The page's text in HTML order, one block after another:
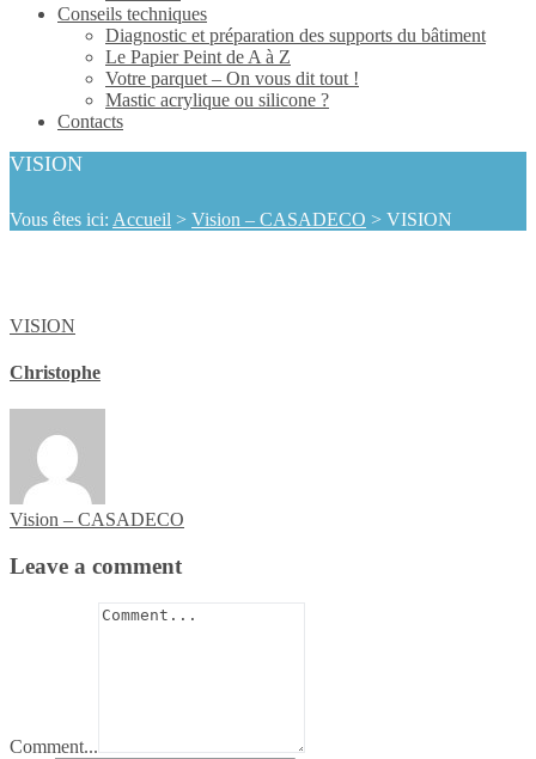
Conseils techniques
Diagnostic et préparation des supports du bâtiment
Le Papier Peint de A à Z
Votre parquet – On vous dit tout !
Mastic acrylique ou silicone ?
Contacts
VISION
Vous êtes ici: Accueil > Vision – CASADECO > VISION
VISION
Christophe
Vision – CASADECO
Leave a comment
Comment...